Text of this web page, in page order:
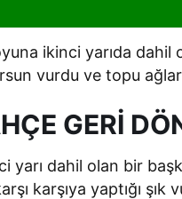
ikinci yarıda
vurdu ve topu
GERİ
yarı dahil olan bir
karşıya yaptığı